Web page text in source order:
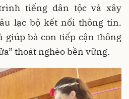
tiếng dân tộc và xây
lạc bộ kết nối thông tin.
giúp bà con tiếp cận thông
thoát nghèo bền vững.